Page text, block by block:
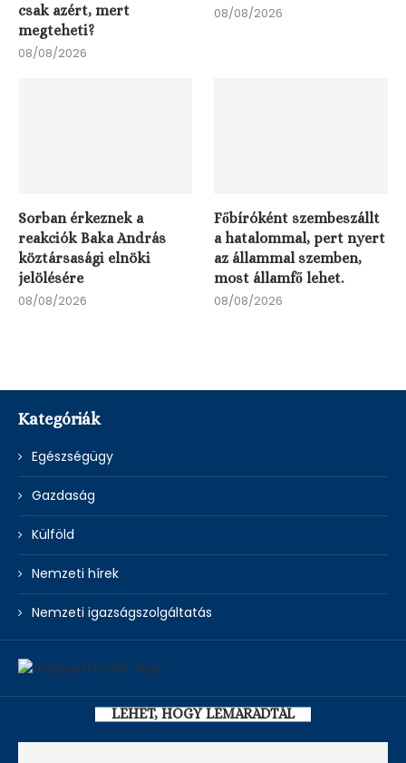
csak azért, mert
megteheti?
08/08/2026
08/08/2026
Sorban érkeznek a
reakciók Baka András
köztársasági elnöki
jelölésére
08/08/2026
Főbíróként szembeszállt
a hatalommal, pert nyert
az állammal szemben,
most államfő lehet.
08/08/2026
Kategóriák
Egészségügy
Gazdaság
Külföld
Nemzeti hírek
Nemzeti igazságszolgáltatás
LEHET, HOGY LEMARADTÁL